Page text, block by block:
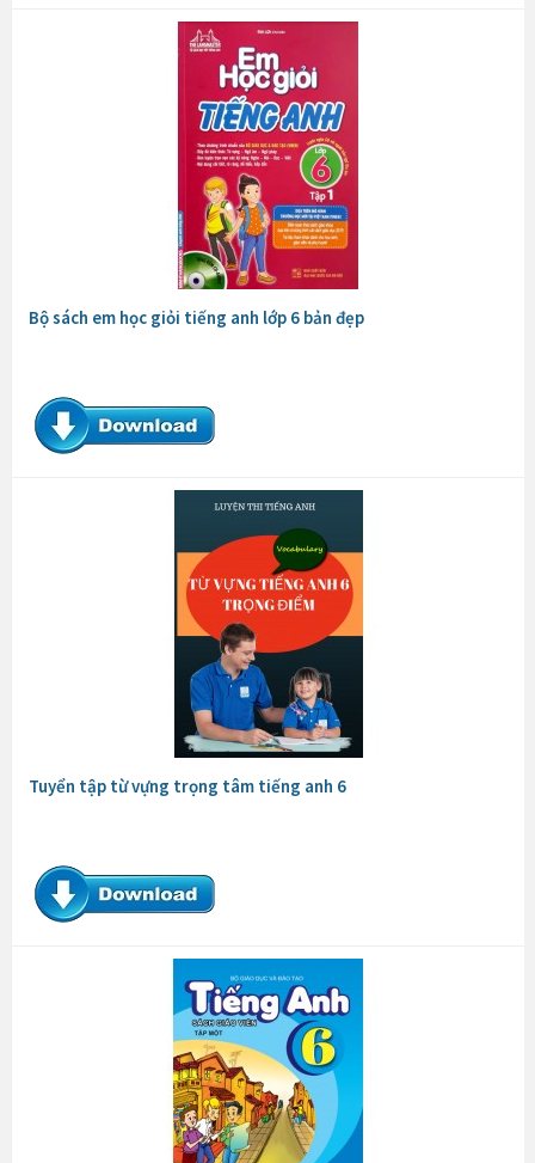
Bộ sách em học giỏi tiếng anh lớp 6 bản đẹp
Tuyển tập từ vựng trọng tâm tiếng anh 6